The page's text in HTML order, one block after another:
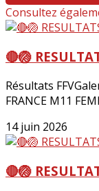
Consultez
🔴🏐
Résultats
FRANCE M11
14 juin 2026
🔴🏐